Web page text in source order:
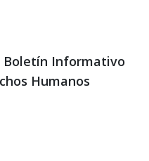
Boletín Informativo
Humanos